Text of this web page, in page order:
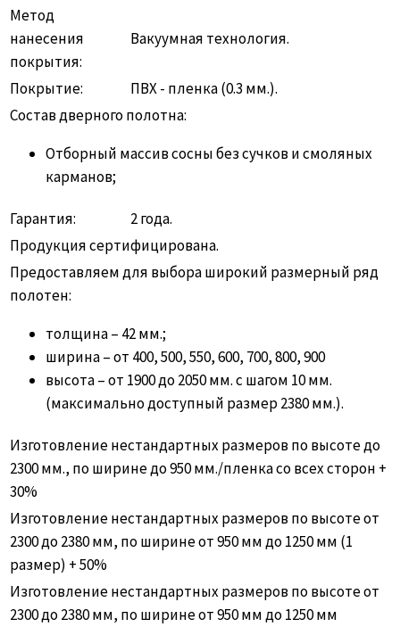
Метод
нанесения
покрытия:
Вакуумная технология.
Покрытие:
ПВХ - пленка (0.3 мм.).
Состав дверного полотна:
Отборный массив сосны без сучков и смоляных
карманов;
Гарантия:
2 года.
Продукция сертифицирована.
Предоставляем для выбора широкий размерный ряд
полотен:
толщина – 42 мм.;
ширина – от 400, 500, 550, 600, 700, 800, 900
высота – от 1900 до 2050 мм. с шагом 10 мм.
(максимально доступный размер 2380 мм.).
Изготовление нестандартных размеров по высоте до
2300 мм., по ширине до 950 мм./пленка со всех сторон +
30%
Изготовление нестандартных размеров по высоте от
2300 до 2380 мм, по ширине от 950 мм до 1250 мм (1
размер) + 50%
Изготовление нестандартных размеров по высоте от
2300 до 2380 мм, по ширине от 950 мм до 1250 мм